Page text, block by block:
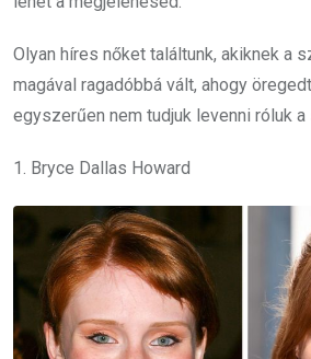
Olyan híres nőket találtunk, akiknek a
magával ragadóbbá vált, ahogy
egyszerűen nem tudjuk levenni róluk
1. Bryce Dallas Howard